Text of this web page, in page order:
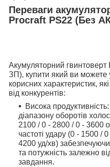
Переваги
Procraft PS22 (Без
Акумуляторний
ЗП), купити який ви можете
корисних характеристик,
від конкурентів:
Висока
діапазону оборотів
2100 / 0 - 2800 / 0 - 3600
частоті удару (0 - 1500 /
4200 уд/хв)
та потужність залежно
завдання.